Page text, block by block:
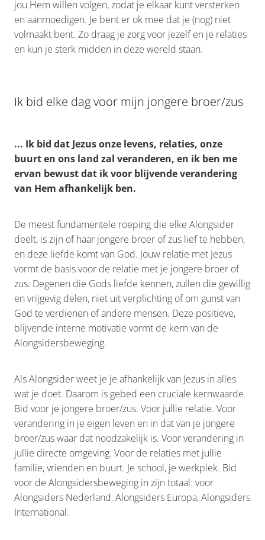
jou Hem willen volgen, zodat je elkaar kunt versterken
en aanmoedigen. Je bent er ok mee dat je (nog) niet
volmaakt bent. Zo draag je zorg voor jezelf en je relaties
en kun je sterk midden in deze wereld staan.
Ik bid elke dag voor mijn jongere broer/zus
... Ik bid dat Jezus onze levens, relaties, onze
buurt en ons land zal veranderen, en ik ben me
ervan bewust dat ik voor blijvende verandering
van Hem afhankelijk ben.
De meest fundamentele roeping die elke Alongsider
deelt, is zijn of haar jongere broer of zus lief te hebben,
en deze liefde komt van God. Jouw relatie met Jezus
vormt de basis voor de relatie met je jongere broer of
zus. Degenen die Gods liefde kennen, zullen die gewillig
en vrijgevig delen, niet uit verplichting of om gunst van
God te verdienen of andere mensen. Deze positieve,
blijvende interne motivatie vormt de kern van de
Alongsidersbeweging.
Als Alongsider weet je je afhankelijk van Jezus in alles
wat je doet. Daarom is gebed een cruciale kernwaarde.
Bid voor je jongere broer/zus. Voor jullie relatie. Voor
verandering in je eigen leven en in dat van je jongere
broer/zus waar dat noodzakelijk is. Voor verandering in
jullie directe omgeving. Voor de relaties met jullie
familie, vrienden en buurt. Je school, je werkplek. Bid
voor de Alongsidersbeweging in zijn totaal: voor
Alongsiders Nederland, Alongsiders Europa, Alongsiders
International.